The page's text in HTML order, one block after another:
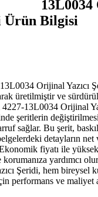
Ürün Bilgisi
Orijinal Yazıcı
üretilmiştir ve
13L0034 Orijinal
şeritlerin
sağlar. Bu şerit,
detayların
fiyatı ile
yardımcı
Şeridi, hem bireysel
performans ve maliyet